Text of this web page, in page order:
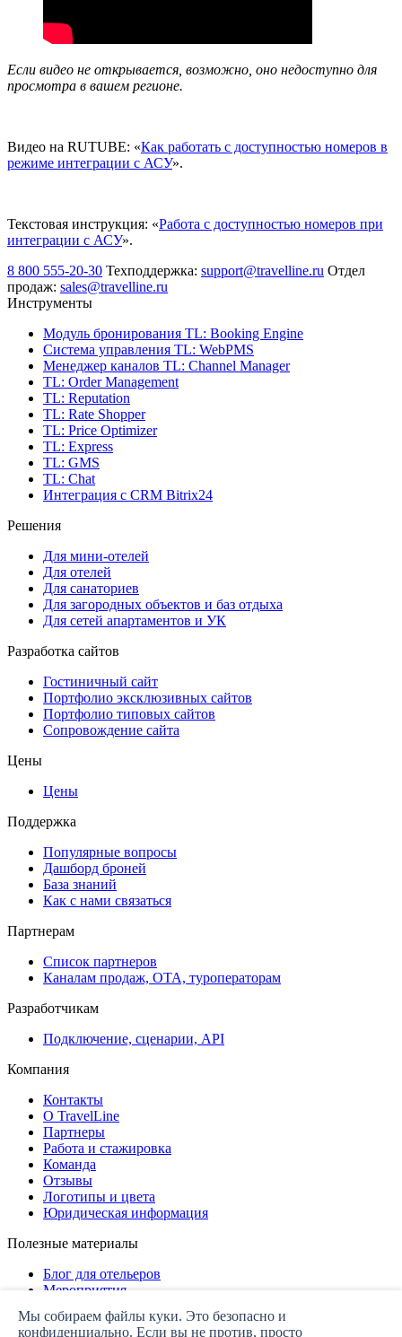
Если видео не открывается, возможно, оно недоступно для
просмотра в вашем регионе.
Видео на RUTUBE: «Как работать с доступностью номеров в
режиме интеграции с АСУ».
Текстовая инструкция: «Работа с доступностью номеров при
интеграции с АСУ».
8 800 555-20-30 Техподдержка: support@travelline.ru Отдел
продаж: sales@travelline.ru
Инструменты
Модуль бронирования TL: Booking Engine
Система управления TL: WebPMS
Менеджер каналов TL: Channel Manager
TL: Order Management
TL: Reputation
TL: Rate Shopper
TL: Price Optimizer
TL: Express
TL: GMS
TL: Chat
Интеграция с CRM Bitrix24
Решения
Для мини-отелей
Для отелей
Для санаториев
Для загородных объектов и баз отдыха
Для сетей апартаментов и УК
Разработка сайтов
Гостиничный сайт
Портфолио эксклюзивных сайтов
Портфолио типовых сайтов
Сопровождение сайта
Цены
Цены
Поддержка
Популярные вопросы
Дашборд броней
База знаний
Как с нами связаться
Партнерам
Список партнеров
Каналам продаж, ОТА, туроператорам
Разработчикам
Подключение, сценарии, API
Компания
Контакты
О TravelLine
Партнеры
Работа и стажировка
Команда
Отзывы
Логотипы и цвета
Юридическая информация
Полезные материалы
Блог для отельеров
Мероприятия
Мы собираем файлы куки. Это безопасно и
конфиденциально. Если вы не против, просто